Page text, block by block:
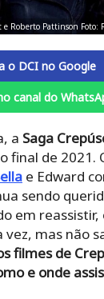
e Roberto Pattinson Foto:
o DCI no Google
canal do
a Saga
final de 2021.
e Edward
sendo
em
mas não
filmes de
e onde